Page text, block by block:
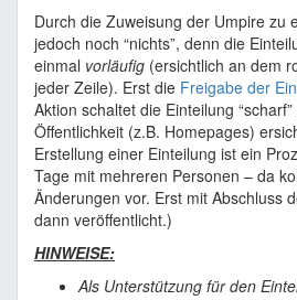
Durch die Zuweisung der Umpire zu
jedoch noch “nichts”, denn die
einmal vorläufig (ersichtlich an dem
jeder Zeile). Erst die Freigabe der
Aktion schaltet die Einteilung
Öffentlichkeit (z.B. Homepages)
Erstellung einer Einteilung ist ein
Tage mit mehreren Personen – da
Änderungen vor. Erst mit Abschluss
dann veröffentlicht.)
HINWEISE:
Als Unterstützung für den